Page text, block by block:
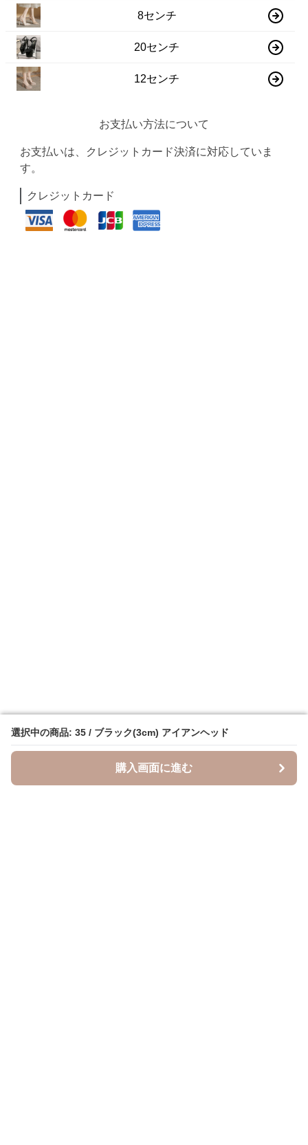
選択中の商品: 35 / ブラック(3cm) アイアンヘッド
購入画面に進む
選択中の商品: 35 / ブラック(3cm) アイアンヘッド
購入画面に進む
8センチ
20センチ
12センチ
お支払い方法について
お支払いは、クレジットカード決済に対応していま
す。
クレジットカード